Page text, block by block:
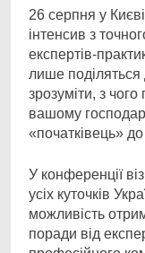
26 серпня у
інтенсив з
експертів-
лише
зрозуміти, з
вашому
«початківець»
У конференції
усіх куточків
можливість
поради від